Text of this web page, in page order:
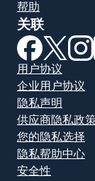
帮助
关联
（在新窗
（在
用户协议
企业用户协议
隐私声明
供应商隐私政策
您的隐私选择
隐私帮助中心
安全性